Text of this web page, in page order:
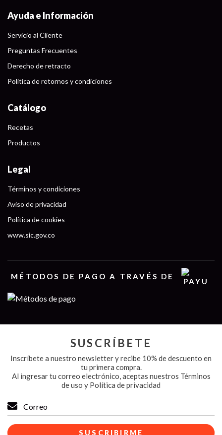
Ayuda e Información
Servicio al Cliente
Preguntas Frecuentes
Derecho de retracto
Política de retornos y condiciones
Catálogo
Recetas
Productos
Legal
Términos y condiciones
Aviso de privacidad
Política de cookies
www.sic.gov.co
MÉTODOS DE PAGO A TRAVÉS DE
SUSCRÍBETE
Inscríbete a nuestro newsletter y recibe 10% de descuento en
tu primera compra.
Al ingresar tu correo electrónico, aceptas nuestros Términos
de uso y Política de privacidad